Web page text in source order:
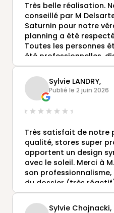
Très belle réalisation.
conseillé par M
Saturnin pour notre
planning a été
Toutes les personnes
été professionnelles,
Le montage a été
sommes enchantés de
Sylvie LANDRY,
Publié le 2 juin 2026
Très satisfait de notre
qualité, stores super
apportent un design
avec le soleil. Merci à
son
du dossier (très
Sylvie Chojnacki,